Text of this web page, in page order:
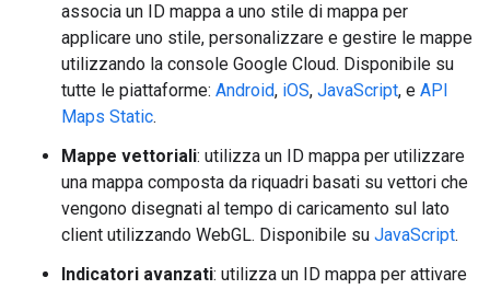
associa un ID mappa a uno stile di mappa per
applicare uno stile, personalizzare e gestire le mappe
utilizzando la console Google Cloud. Disponibile su
tutte le piattaforme: Android, iOS, JavaScript, e API
Maps Static.
Mappe vettoriali: utilizza un ID mappa per utilizzare
una mappa composta da riquadri basati su vettori che
vengono disegnati al tempo di caricamento sul lato
client utilizzando WebGL. Disponibile su JavaScript.
Indicatori avanzati: utilizza un ID mappa per attivare